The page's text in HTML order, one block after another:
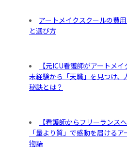
アートメイクスクールの費
と選び方
【元ICU看護師がアートメ
未経験から「天職」を見つけ、
秘訣とは？
【看護師からフリーランス
「量より質」で感動を届ける
物語